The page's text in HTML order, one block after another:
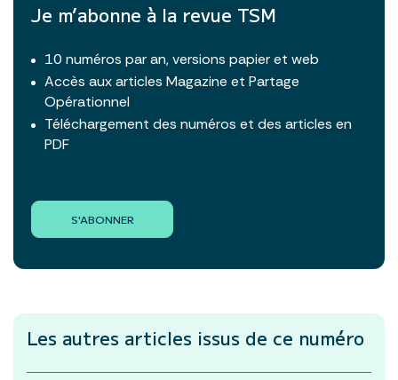
Je m’abonne à la revue TSM
10 numéros par an, versions papier et web
Accès aux articles Magazine et Partage
Opérationnel
Téléchargement des numéros et des articles en
PDF
S'ABONNER
Les autres articles issus de ce numéro